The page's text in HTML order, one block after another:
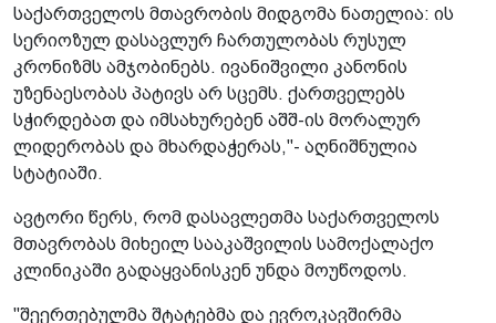
საქართველოს მთავრობის მიდგომა ნათელია: ის
სერიოზულ დასავლურ ჩართულობას რუსულ
კრონიზმს ამჯობინებს. ივანიშვილი კანონის
უზენაესობას პატივს არ სცემს. ქართველებს
სჭირდებათ და იმსახურებენ აშშ-ის მორალურ
ლიდერობას და მხარდაჭერას,"- აღნიშნულია
სტატიაში.
ავტორი წერს, რომ დასავლეთმა საქართველოს
მთავრობას მიხეილ სააკაშვილის სამოქალაქო
კლინიკაში გადაყვანისკენ უნდა მოუწოდოს.
"შეერთებულმა შტატებმა და ევროკავშირმა